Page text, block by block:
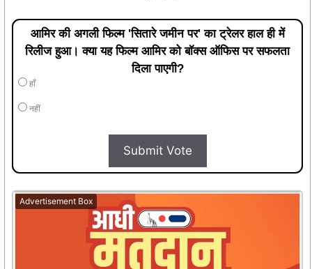
आमिर की अगली फिल्म 'सितारे जमीन पर' का ट्रेलर हाल ही में
रिलीज हुआ। क्या यह फिल्म आमिर को बॉक्स ऑफिस पर सफलता
दिला पाएगी?
हाँ
नहीं
Submit Vote
Advertisement Box